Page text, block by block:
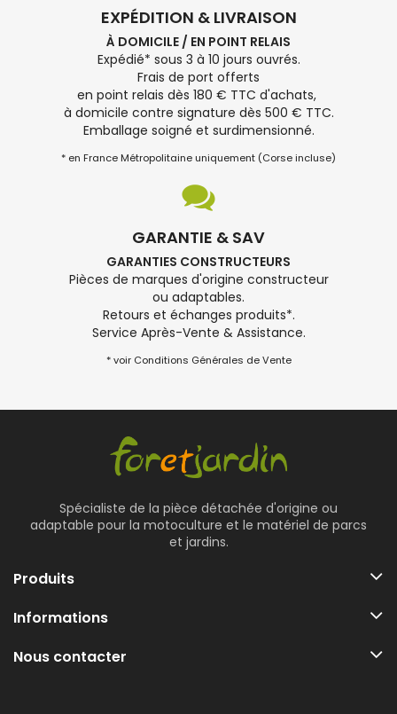
EXPÉDITION & LIVRAISON
À DOMICILE / EN POINT RELAIS
Expédié* sous 3 à 10 jours ouvrés.
Frais de port offerts
en point relais dès 180 € TTC d'achats,
à domicile contre signature dès 500 € TTC.
Emballage soigné et surdimensionné.
* en France Métropolitaine uniquement (Corse incluse)
GARANTIE & SAV
GARANTIES CONSTRUCTEURS
Pièces de marques d'origine constructeur
ou adaptables.
Retours et échanges produits*.
Service Après-Vente & Assistance.
* voir Conditions Générales de Vente
Spécialiste de la pièce détachée d'origine ou
adaptable pour la motoculture et le matériel de parcs
et jardins.
Produits
Informations
Nous contacter